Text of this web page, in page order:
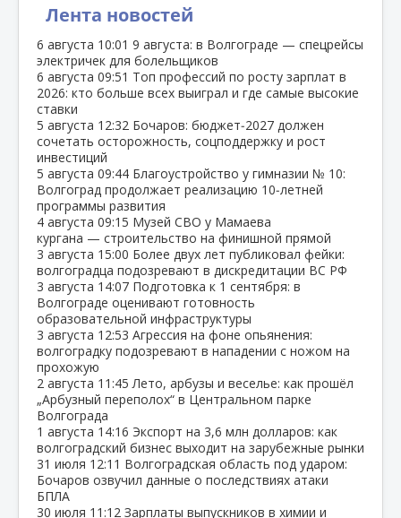
Лента новостей
6 августа 10:01 9 августа: в Волгограде — спецрейсы
электричек для болельщиков
6 августа 09:51 Топ профессий по росту зарплат в
2026: кто больше всех выиграл и где самые высокие
ставки
5 августа 12:32 Бочаров: бюджет‑2027 должен
сочетать осторожность, соцподдержку и рост
инвестиций
5 августа 09:44 Благоустройство у гимназии № 10:
Волгоград продолжает реализацию 10‑летней
программы развития
4 августа 09:15 Музей СВО у Мамаева
кургана — строительство на финишной прямой
3 августа 15:00 Более двух лет публиковал фейки:
волгоградца подозревают в дискредитации ВС РФ
3 августа 14:07 Подготовка к 1 сентября: в
Волгограде оценивают готовность
образовательной инфраструктуры
3 августа 12:53 Агрессия на фоне опьянения:
волгоградку подозревают в нападении с ножом на
прохожую
2 августа 11:45 Лето, арбузы и веселье: как прошёл
„Арбузный переполох“ в Центральном парке
Волгограда
1 августа 14:16 Экспорт на 3,6 млн долларов: как
волгоградский бизнес выходит на зарубежные рынки
31 июля 12:11 Волгоградская область под ударом:
Бочаров озвучил данные о последствиях атаки
БПЛА
30 июля 11:12 Зарплаты выпускников в химии и